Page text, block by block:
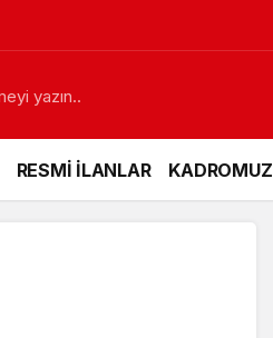
RESMİ İLANLAR KADROMUZ